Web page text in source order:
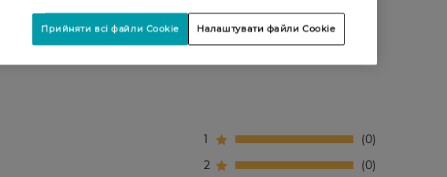
1
0
2
0
Налаштувати файли Cookie
Прийняти всі файли Cookie